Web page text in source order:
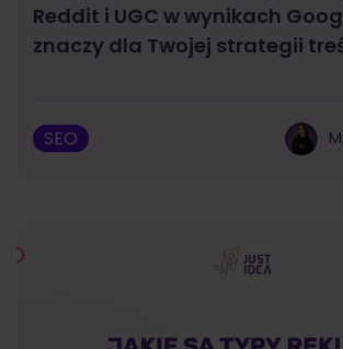
Reddit i UGC w wynikach
znaczy dla Twojej strategii
SEO